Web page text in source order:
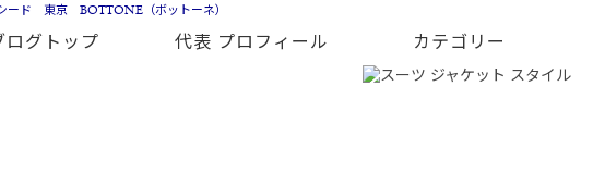
ログトップ 代表 プロフィール カテゴリー